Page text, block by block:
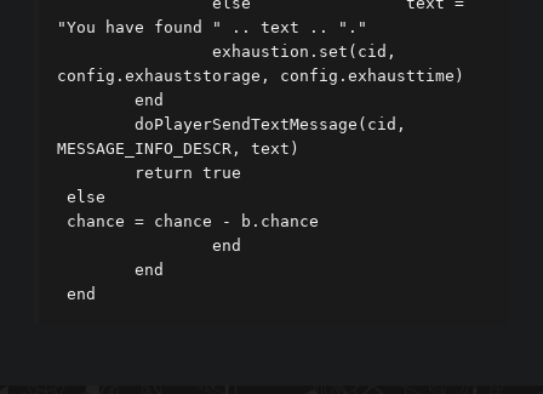
"You have found " .. text .. "."
config.exhauststorage, config.exhausttime)
MESSAGE_INFO_DESCR, text)
end